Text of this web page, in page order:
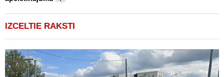
IZCELTIE RAKSTI